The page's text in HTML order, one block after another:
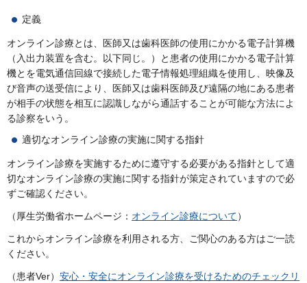
定義
オンライン診療とは、医師又は歯科医師の使用にかかる電子計算機
（入出力装置を含む。以下同じ。）と患者の使用にかかる電子計算
機とを電気通信回線で接続した電子情報処理組織を使用し、映像及
び音声の送受信により、医師又は歯科医師及び遠隔の地にある患者
が相手の状態を相互に認識しながら通話することが可能な方法によ
る診察をいう。
適切なオンライン診療の実施に関する指針
オンライン診療を実施するために遵守する必要がある指針として適
切なオンライン診療の実施に関する指針が策定されていますので必
ずご確認ください。
（厚生労働省ホームページ： オンライン診療について）
これからオンライン診療を利用される方、ご関心のある方はご一読
ください。
（患者Ver） 安心・安全にオンライン診療を受けるためのチェックリ